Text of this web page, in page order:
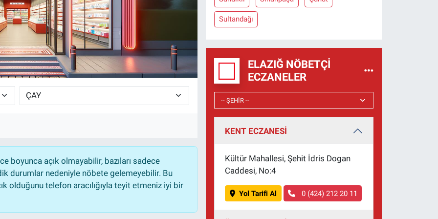
boyunca açık olmayabilir, bazıları sadece
durumlar nedeniyle nöbete gelemeyebilir. Bu
olduğunu telefon aracılığıyla teyit etmeniz iyi bir
Sultandağı
ELAZIĞ NÖBETÇI
ECZANELER
KENT ECZANESİ
Kültür Mahallesi, Şehit İdris Dogan
Caddesi, No:4
Yol Tarifi Al 0 (424) 212 20 11